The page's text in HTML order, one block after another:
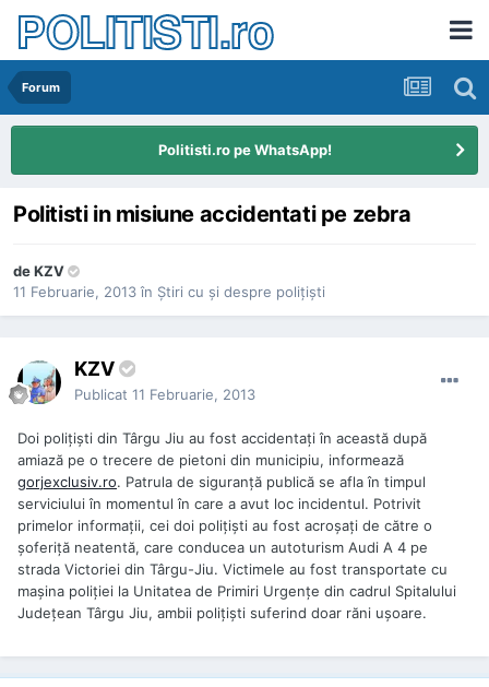
POLITISTI.ro
Forum
Politisti.ro pe WhatsApp!
Politisti in misiune accidentati pe zebra
deKZV
11 Februarie, 2013 în Ştiri cu şi despre poliţişti
KZV
Publicat 11 Februarie, 2013
Doi poliţişti din Târgu Jiu au fost accidentaţi în această după
amiază pe o trecere de pietoni din municipiu, informează
gorjexclusiv.ro. Patrula de siguranţă publică se afla în timpul
serviciului în momentul în care a avut loc incidentul. Potrivit
primelor informaţii, cei doi poliţişti au fost acroşaţi de către o
şoferiţă neatentă, care conducea un autoturism Audi A 4 pe
strada Victoriei din Târgu-Jiu. Victimele au fost transportate cu
maşina poliţiei la Unitatea de Primiri Urgenţe din cadrul Spitalului
Judeţean Târgu Jiu, ambii poliţişti suferind doar răni uşoare.